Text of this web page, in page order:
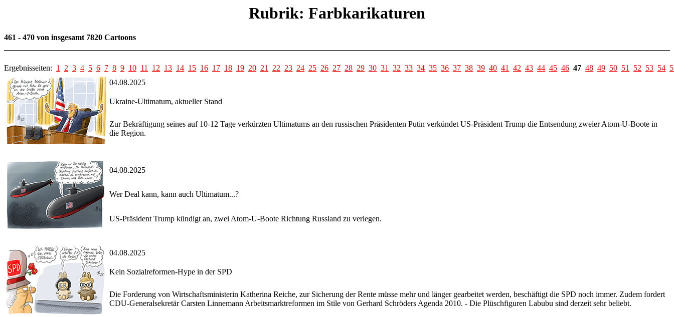
Rubrik: Farbkarikaturen
461 - 470 von insgesamt 7820 Cartoons
Ergebnisseiten: 1 2 3 4 5 6 7 8 9 10 11 12 13 14 15 16 17 18 19 20 21 22 23 24 25 26 27 28 29 30 31 32 33 34 35 36 37 38 39 40 41 42 43 44 45 46 47 48 49 50 51 52 53 54
04.08.2025
Ukraine-Ultimatum, aktueller Stand
Zur Bekräftigung seines auf 10-12 Tage verkürzten Ultimatums an den russischen Präsidenten Putin verkündet US-Präsident Trump die Entsendung zweier Atom-U-Boote in
die Region.
04.08.2025
Wer Deal kann, kann auch Ultimatum...?
US-Präsident Trump kündigt an, zwei Atom-U-Boote Richtung Russland zu verlegen.
04.08.2025
Kein Sozialreformen-Hype in der SPD
Die Forderung von Wirtschaftsministerin Katherina Reiche, zur Sicherung der Rente müsse mehr und länger gearbeitet werden, beschäftigt die SPD noch immer. Zudem fordert
CDU-Generalsekretär Carsten Linnemann Arbeitsmarktreformen im Stile von Gerhard Schröders Agenda 2010. - Die Plüschfiguren Labubu sind derzeit sehr beliebt.